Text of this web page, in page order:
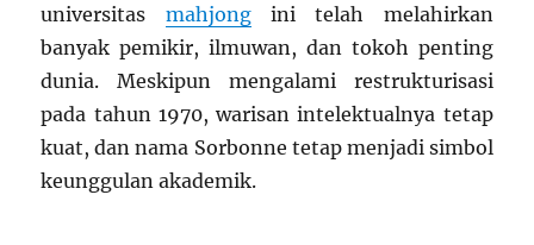
universitas mahjongini telah melahirkan
banyak pemikir, ilmuwan, dan tokoh penting
dunia. Meskipun mengalami restrukturisasi
pada tahun 1970, warisan intelektualnya tetap
kuat, dan nama Sorbonne tetap menjadi simbol
keunggulan akademik.